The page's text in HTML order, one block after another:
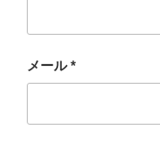
メール*